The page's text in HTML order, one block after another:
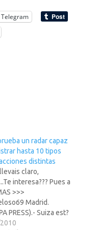
Telegram
un radar capaz
hasta 10 tipos
distintas
claro,
interesa??? Pues a
>>>
Madrid.
PRESS).- Suiza est?
en los alrededores